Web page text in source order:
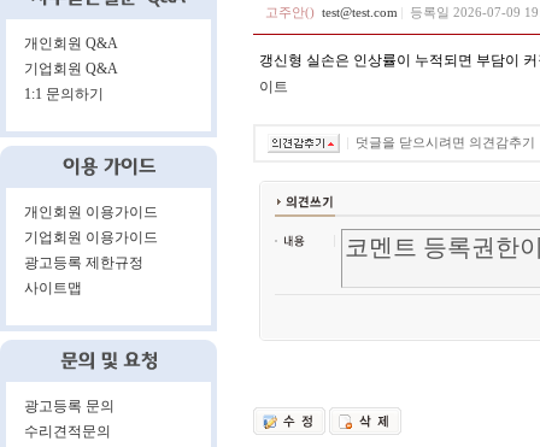
개인회원 Q&A
기업회원 Q&A
1:1 문의하기
개인회원 이용가이드
기업회원 이용가이드
광고등록 제한규정
사이트맵
광고등록 문의
수리견적문의
고주안() test@test.com 등록일 2026-07-09
갱신형 실손은 인상률이 누적되면 부담이
이트
덧글을 닫으시려면 의견감추기